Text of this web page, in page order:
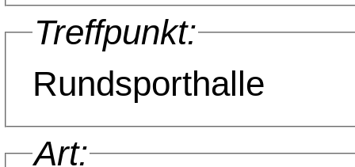
Treffpunkt:
Rundsporthalle
Art: